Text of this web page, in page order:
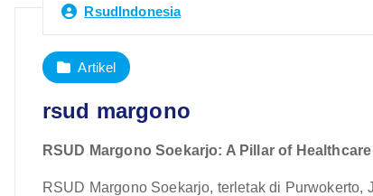
RsudIndonesia
Artikel
rsud margono
RSUD Margono Soekarjo: A Pillar of
RSUD Margono Soekarjo, terletak di